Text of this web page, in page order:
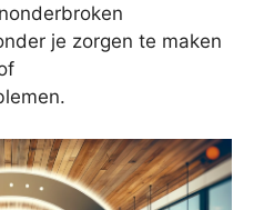
je zorgen te maken